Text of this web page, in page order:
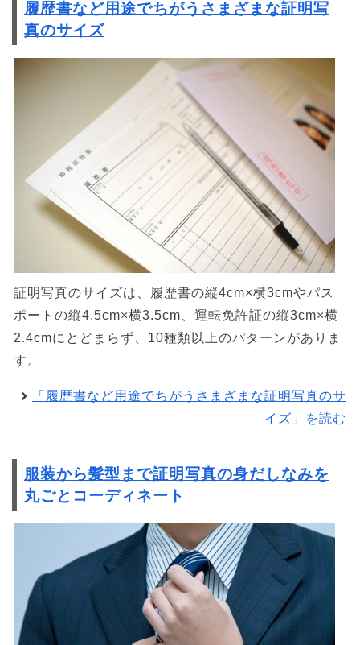
履歴書など用途でちがうさまざまな証明写
真のサイズ
証明写真のサイズは、履歴書の縦4cm×横3cmやパス
ポートの縦4.5cm×横3.5cm、運転免許証の縦3cm×横
2.4cmにとどまらず、10種類以上のパターンがありま
す。
「履歴書など用途でちがうさまざまな証明写真のサ
イズ」を読む
服装から髪型まで証明写真の身だしなみを
丸ごとコーディネート